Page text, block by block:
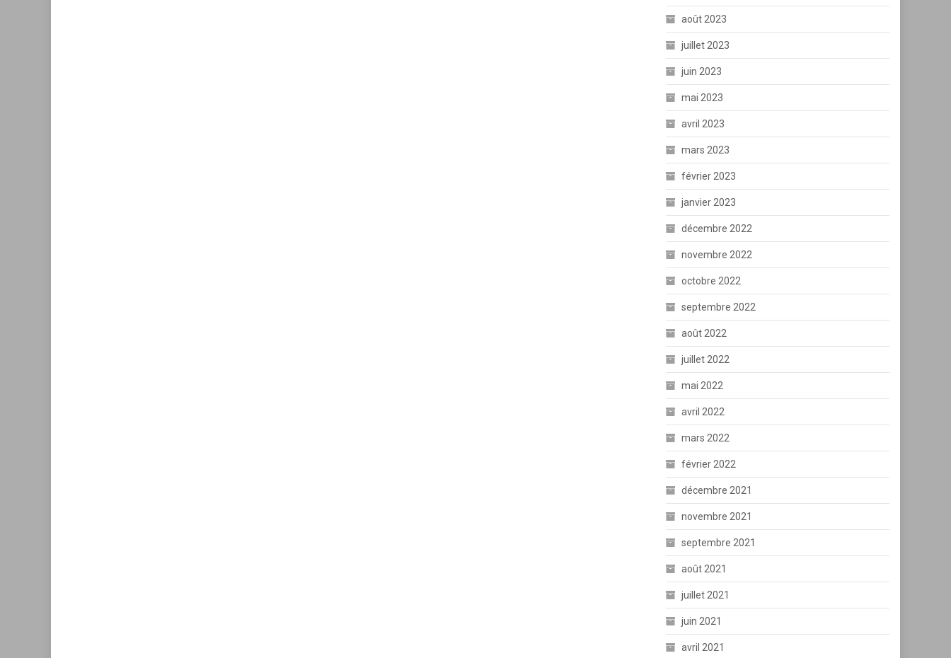
août 2023
juillet 2023
juin 2023
mai 2023
avril 2023
mars 2023
février 2023
janvier 2023
décembre 2022
novembre 2022
octobre 2022
septembre 2022
août 2022
juillet 2022
mai 2022
avril 2022
mars 2022
février 2022
décembre 2021
novembre 2021
septembre 2021
août 2021
juillet 2021
juin 2021
avril 2021